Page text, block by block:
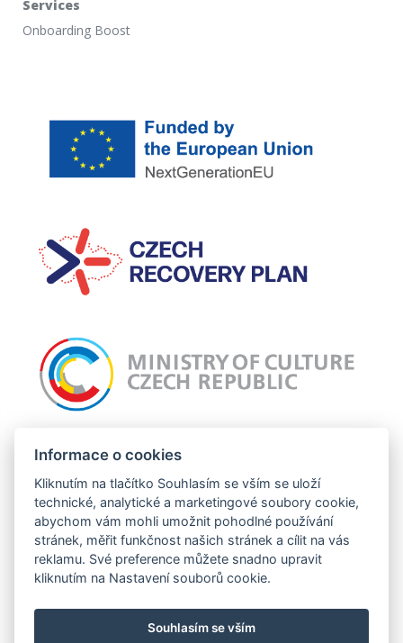
Services
Onboarding Boost
grafický redesign webu a zlepšení uživatelské zkušnosti. Tato operace je
Tento projekt je financován se státní podporou Technologické agentury ČR a
Ministerstva průmyslu a obchodu ČR v rámci Programu TREND.
Informace o cookies
Kliknutím na tlačítko Souhlasím se vším se uloží
technické, analytické a marketingové soubory cookie,
abychom vám mohli umožnit pohodlné používání
stránek, měřit funkčnost našich stránek a cílit na vás
reklamu. Své preference můžete snadno upravit
kliknutím na Nastavení souborů cookie.
Souhlasím se vším